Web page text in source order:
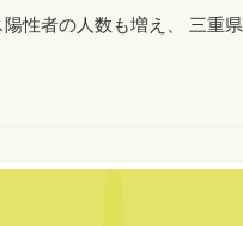
性者の人数も増え、 三重県